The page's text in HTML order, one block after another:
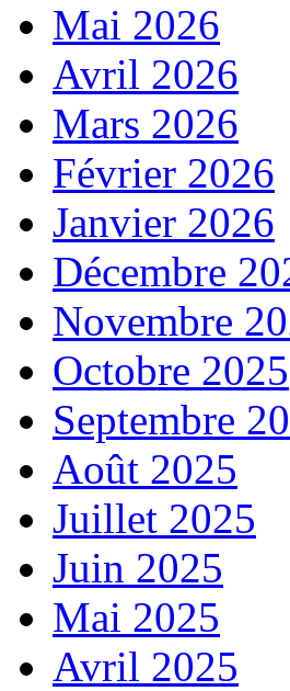
Mai 2026
Avril 2026
Mars 2026
Février 2026
Janvier 2026
Décembre
Novembre
Octobre 2025
Septembre
Août 2025
Juillet 2025
Juin 2025
Mai 2025
Avril 2025